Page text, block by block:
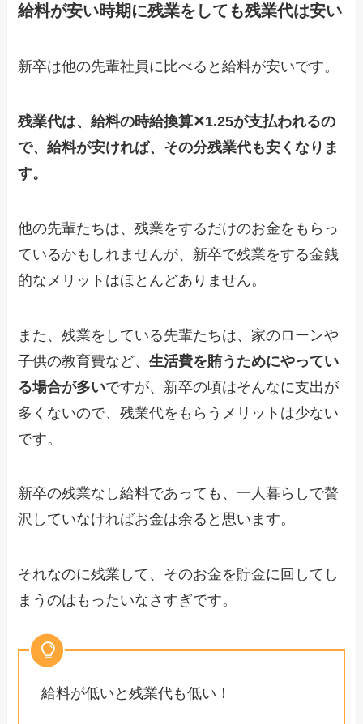
給料が安い時期に残業をしても残業代は安い
新卒は他の先輩社員に比べると給料が安いです。
残業代は、給料の時給換算✕1.25が支払われるの
で、給料が安ければ、その分残業代も安くなりま
す。
他の先輩たちは、残業をするだけのお金をもらっ
ているかもしれませんが、新卒で残業をする金銭
的なメリットはほとんどありません。
また、残業をしている先輩たちは、家のローンや
子供の教育費など、生活費を賄うためにやってい
る場合が多いですが、新卒の頃はそんなに支出が
多くないので、残業代をもらうメリットは少ない
です。
新卒の残業なし給料であっても、一人暮らしで贅
沢していなければお金は余ると思います。
それなのに残業して、そのお金を貯金に回してし
まうのはもったいなさすぎです。
給料が低いと残業代も低い！